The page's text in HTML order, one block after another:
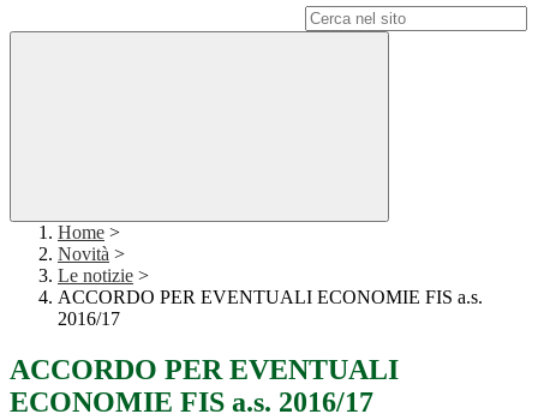
Home >
Novità >
Le notizie >
ACCORDO PER EVENTUALI ECONOMIE FIS a.s.
2016/17
ACCORDO PER EVENTUALI
ECONOMIE FIS a.s. 2016/17